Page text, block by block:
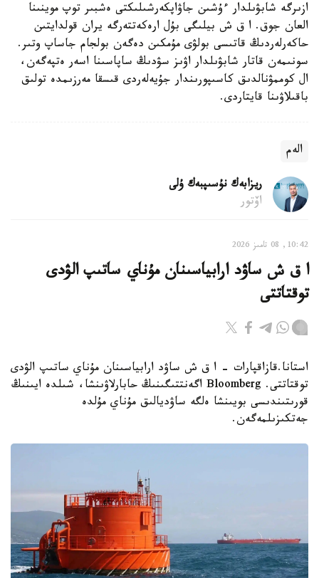
ازىرگە شابۋىلدار ءۇشىن جاۋاپكەرشىلىكتى ەشبىر توپ موينىنا
العان جوق. ا ق ش بيلىگى بۇل ارەكەتتەرگە يران قولدايتىن
حاكەرلەردىڭ قاتىسى بولۋى مۇمكىن دەگەن بولجام جاساپ وتىر.
سونىمەن قاتار شابۋىلدار اۋىز سۋدىڭ ساپاسىنا اسەر ەتپەگەن،
ال كوممۋنالدىق كاسىپورىندار جۇيەلەردى قىسقا مەرزىمدە تولىق
باقىلاۋىنا قايتاردى.
الەم
ريزابەك نۇسىپبەك ۇلى
اۆتور
10:42, 08 تامىز 2026
ا ق ش ساۋد ارابياسىنان مۇناي ساتىپ الۋدى
توقتاتتى
استانا.قازاقپارات - ا ق ش ساۋد ارابياسىنان مۇناي ساتىپ الۋدى
توقتاتتى. Bloomberg اگەنتتىگىنىڭ حابارلاۋىنشا، شىلدە ايىنىڭ
قورىتىندىسى بويىنشا ەلگە ساۋديالىق مۇناي مۇلدە
جەتكىزىلمەگەن.